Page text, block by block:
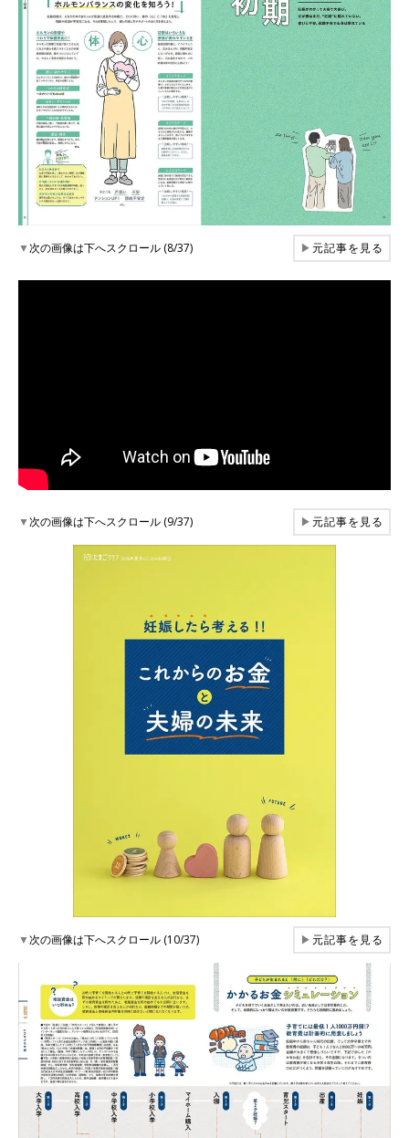
▼次の画像は下へスクロール (8/37) ▶元記事を見る
▼次の画像は下へスクロール (9/37) ▶元記事を見る
▼次の画像は下へスクロール (10/37) ▶元記事を見る